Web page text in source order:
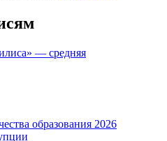
— средняя
образования 2026